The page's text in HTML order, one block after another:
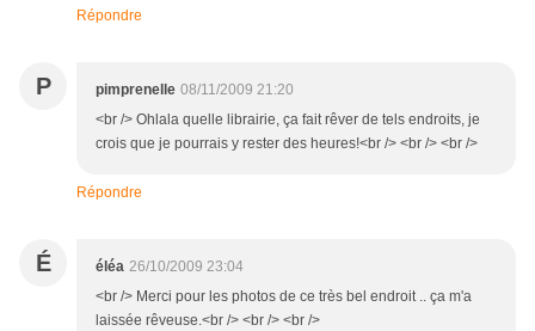
Répondre
P pimprenelle 08/11/2009 21:20
<br /> Ohlala quelle librairie, ça fait rêver de tels endroits, je
crois que je pourrais y rester des heures!<br /> <br /> <br />
Répondre
É éléa 26/10/2009 23:04
<br /> Merci pour les photos de ce très bel endroit .. ça m'a
laissée rêveuse.<br /> <br /> <br />